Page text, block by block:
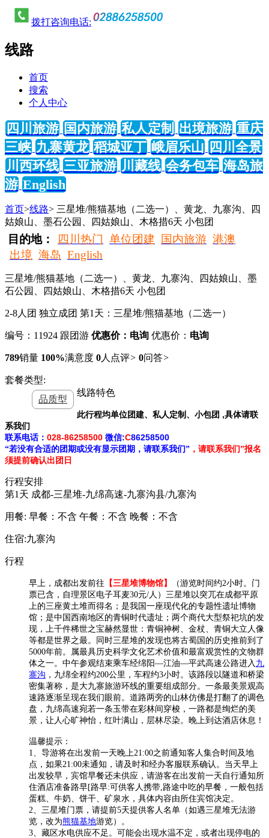
拨打咨询电话:
线路
首页
搜索
个人中心
四川旅游 国内旅游 私人定制 出境旅游 重庆
三峡 九寨黄龙 稻城亚丁 峨眉乐山 四川全景
川西环线 三亚旅游 川藏线 会务包车 海岛旅
游 English
首页>线路> 三星堆/熊猫基地（二选一）、黄龙、九寨沟、四
姑娘山、墨石公园、四姑娘山、木格措6天 小包团
目的地： 四川热门 单位团建 国内旅游 港澳
出境 海岛 English
三星堆/熊猫基地（二选一）、黄龙、九寨沟、四姑娘山、墨
石公园、四姑娘山、木格措6天 小包团
2-8人团 独立成团 第1天：三星堆/熊猫基地（二选一）
编号：11924 跟团游 优惠价：电询 优惠价： 电询
789销量 100%满意度 0人点评> 0问答>
套餐类型:
品质型
线路特色
此行程均单位团建、私人定制、小包团 ,具体请联
系我们
联系电话： 028-86258500 微信:C86258500
“若没有合适的团期或没有显示团期 ，请联系我们” ，请联系我们”报名
须提前确认出团日
行程安排
第1天 成都-三星堆-九绵高速-九寨沟县/九寨沟
用餐: 早餐：不含 午餐：不含 晚餐：不含
住宿:九寨沟
行程
早上，成都出发前往 【三星堆博物馆】
（游览时间约2小时。门
票已含，自理景区电子耳麦30元/人）三星堆以突兀在成都平原
上的三座黄土堆而得名；是我国一座现代化的专题性遗址博物
馆；是中国西南地区的青铜时代遗址；两个商代大型祭祀坑的发
现，上千件稀世之宝赫然显世：青铜神树、金杖、青铜大立人像
等都是世界之最。同时三星堆的发现也将古蜀国的历史推前到了
5000年前。属最具历史科学文化艺术价值和最富观赏性的文物群
体之一。中午参观结束乘车经绵阳—江油—平武高速公路进入 九
寨沟 ，九绵全程约200公里，车程约3小时。该路段以隧道和桥梁
密集著称，是大九寨旅游环线的重要组成部分。一条最美景观高
速路逐渐呈现在我们眼前。道路两旁的山林仿佛是打翻了的调色
盘，九绵高速宛若一条玉带在彩林间穿梭，一路都是绚烂的美
景，让人心旷神怡，红叶满山，层林尽染。晚上到达酒店休息！
温馨提示：
1、导游将在出发前一天晚上21:00之前通知客人集合时间及地
点，如果21:00未通知，请及时和经办客服联系确认。当天早上
出发较早，宾馆早餐还未供应，请游客在出发前一天自行通知所
住酒店准备路早[路早:可供客人携带,路途中吃的早餐，一般包括
蛋糕、牛奶、饼干、矿泉水，具体内容由所住宾馆决定。
2、三星堆门票，请提前5天提供客人名单（如遇三星堆无法游
览，改为熊猫基地游览）。
3、藏区水电供应不足。可能会出现水温不定，或者出现停电的